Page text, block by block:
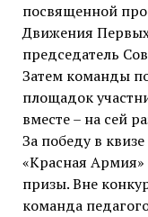
посвященной
Движения
председатель
Затем команды
площадок
вместе – на сей
За победу в
«Красная Армия»
призы. Вне
команда